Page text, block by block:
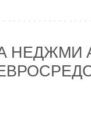
НЕДЖМИ